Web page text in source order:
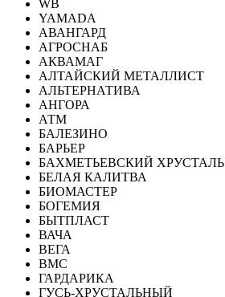
WB
YAMADA
АВАНГАРД
АГРОСНАБ
АКВАМАГ
АЛТАЙСКИЙ МЕТАЛЛИСТ
АЛЬТЕРНАТИВА
АНГОРА
АТМ
БАЛЕЗИНО
БАРЬЕР
БАХМЕТЬЕВСКИЙ ХРУСТАЛЬ
БЕЛАЯ КАЛИТВА
БИОМАСТЕР
БОГЕМИЯ
БЫТПЛАСТ
ВАЧА
ВЕГА
ВМС
ГАРДАРИКА
ГУСЬ-ХРУСТАЛЬНЫЙ